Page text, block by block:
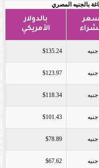
بالجنيه المصري
سعر
بالدولار
الأمريكي
$135.24
$123.97
$118.34
$101.43
$78.89
$67.62